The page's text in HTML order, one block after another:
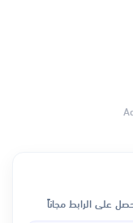
على الرابط مجاناً